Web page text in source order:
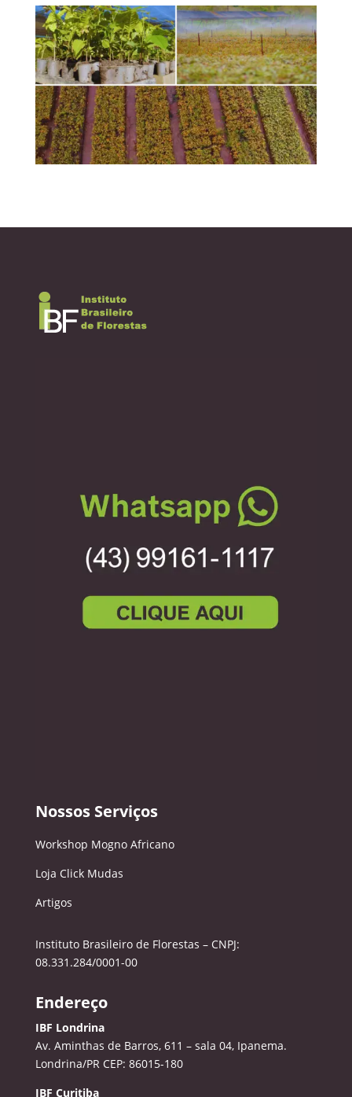
Nossos Serviços
Workshop Mogno Africano
Loja Click Mudas
Artigos
Instituto Brasileiro de Florestas – CNPJ:
08.331.284/0001-00
Endereço
IBF Londrina
Av. Aminthas de Barros, 611 – sala 04, Ipanema.
Londrina/PR CEP: 86015-180
IBF Curitiba